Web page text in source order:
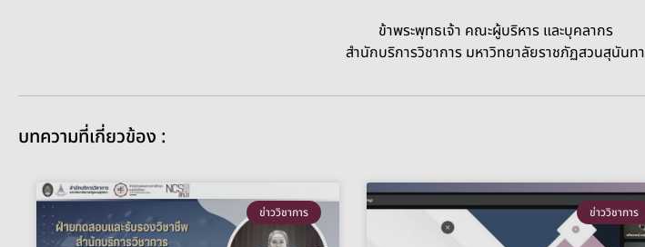
ข้าพระพุทธเจ้า คณะผู้บริหาร และบุคลากร
สำนักบริการวิชาการ มหาวิทยาลัยราชภัฏสวนสุนันทา
บทความที่เกี่ยวข้อง :
ข่าววิชาการ ข่าววิชาการ